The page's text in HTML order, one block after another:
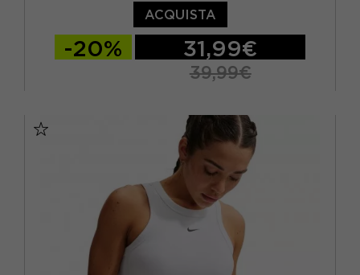
ACQUISTA
-20% 31,99€
39,99€